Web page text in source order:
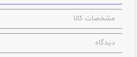
مشخصات کالا
دیدگاه